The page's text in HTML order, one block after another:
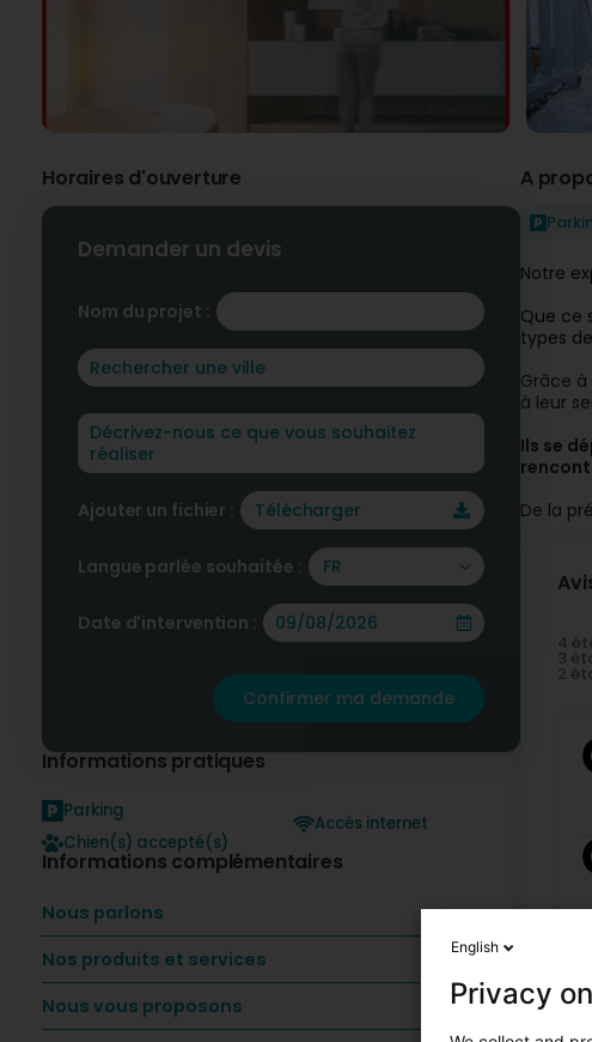
Horaires d'ouverture
Demander un devis
Nom du projet :
Ajouter un fichier : Télécharger
Langue parlée souhaitée : FR
Date d'intervention :
Confirmer ma demande
Informations pratiques
Parking
Chien(s) accepté(s)
Accès internet
Informations complémentaires
Nous parlons
Nos produits et services
Nous vous proposons
A
Notre
Que ce
types
Grâce
à leur
Ils se
De la
4
3
2
English
Privacy